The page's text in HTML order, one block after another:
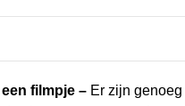
filmpje – Er zijn